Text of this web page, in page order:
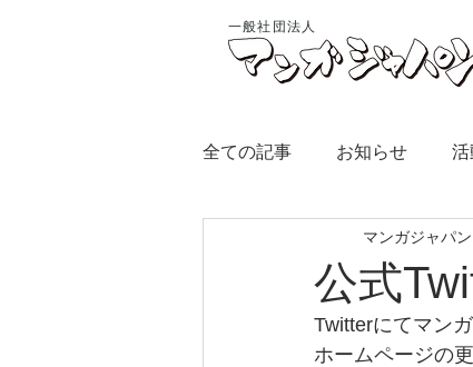
一般社団法人
全ての記事 お知らせ
公式
マンガジャパン
Twitterにてマン
ホームページの